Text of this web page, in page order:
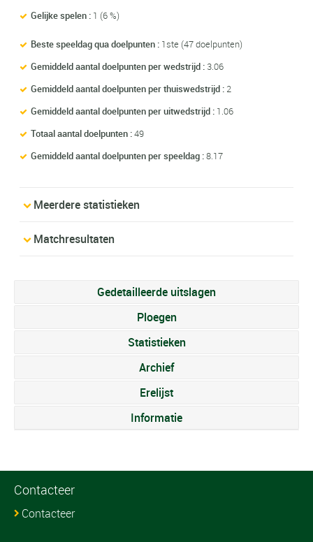
Gelijke spelen : 1 (6 %)
Beste speeldag qua doelpunten : 1ste (47 doelpunten)
Gemiddeld aantal doelpunten per wedstrijd : 3.06
Gemiddeld aantal doelpunten per thuiswedstrijd : 2
Gemiddeld aantal doelpunten per uitwedstrijd : 1.06
Totaal aantal doelpunten :49
Gemiddeld aantal doelpunten per speeldag :8.17
Meerdere statistieken
Matchresultaten
Gedetailleerde uitslagen
Ploegen
Statistieken
Archief
Erelijst
Informatie
Contacteer
Contacteer